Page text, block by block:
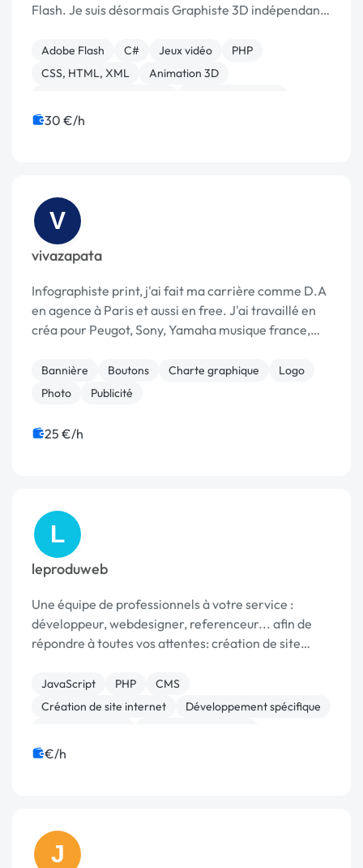
Flash. Je suis désormais Graphiste 3D indépendant
Adobe Flash C# Jeux vidéo
PHP
CSS, HTML, XML
Animation 3D
Logo
30 €/h
V
vivazapata
Infographiste print, j'ai fait ma carrière comme D.A
en agence à Paris et aussi en free. J'ai travaillé en
créa pour Peugot, Sony, Yamaha musique france,
pour mes principaux budgets. Je vis et tra...
Bannière Boutons Charte graphique
Logo
Photo
Publicité
25 €/h
L
leproduweb
Une équipe de professionnels à votre service :
développeur, webdesigner, referenceur... afin de
répondre à toutes vos attentes: création de site
autres cms développement d'applications web réf...
JavaScript PHP
CMS
Création de site internet
Développement spécifique
Migration ou refonte de site
€/h
J